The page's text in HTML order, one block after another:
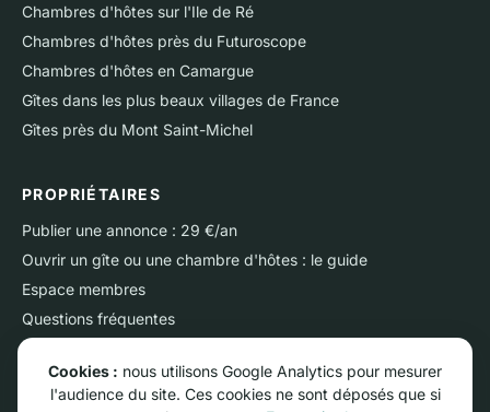
Chambres d'hôtes sur l'Ile de Ré
Chambres d'hôtes près du Futuroscope
Chambres d'hôtes en Camargue
Gîtes dans les plus beaux villages de France
Gîtes près du Mont Saint-Michel
PROPRIÉTAIRES
Publier une annonce : 29 €/an
Ouvrir un gîte ou une chambre d'hôtes : le guide
Espace membres
Questions fréquentes
Nous contacter
Cookies : nous utilisons Google Analytics pour mesurer
l'audience du site. Ces cookies ne sont déposés que si